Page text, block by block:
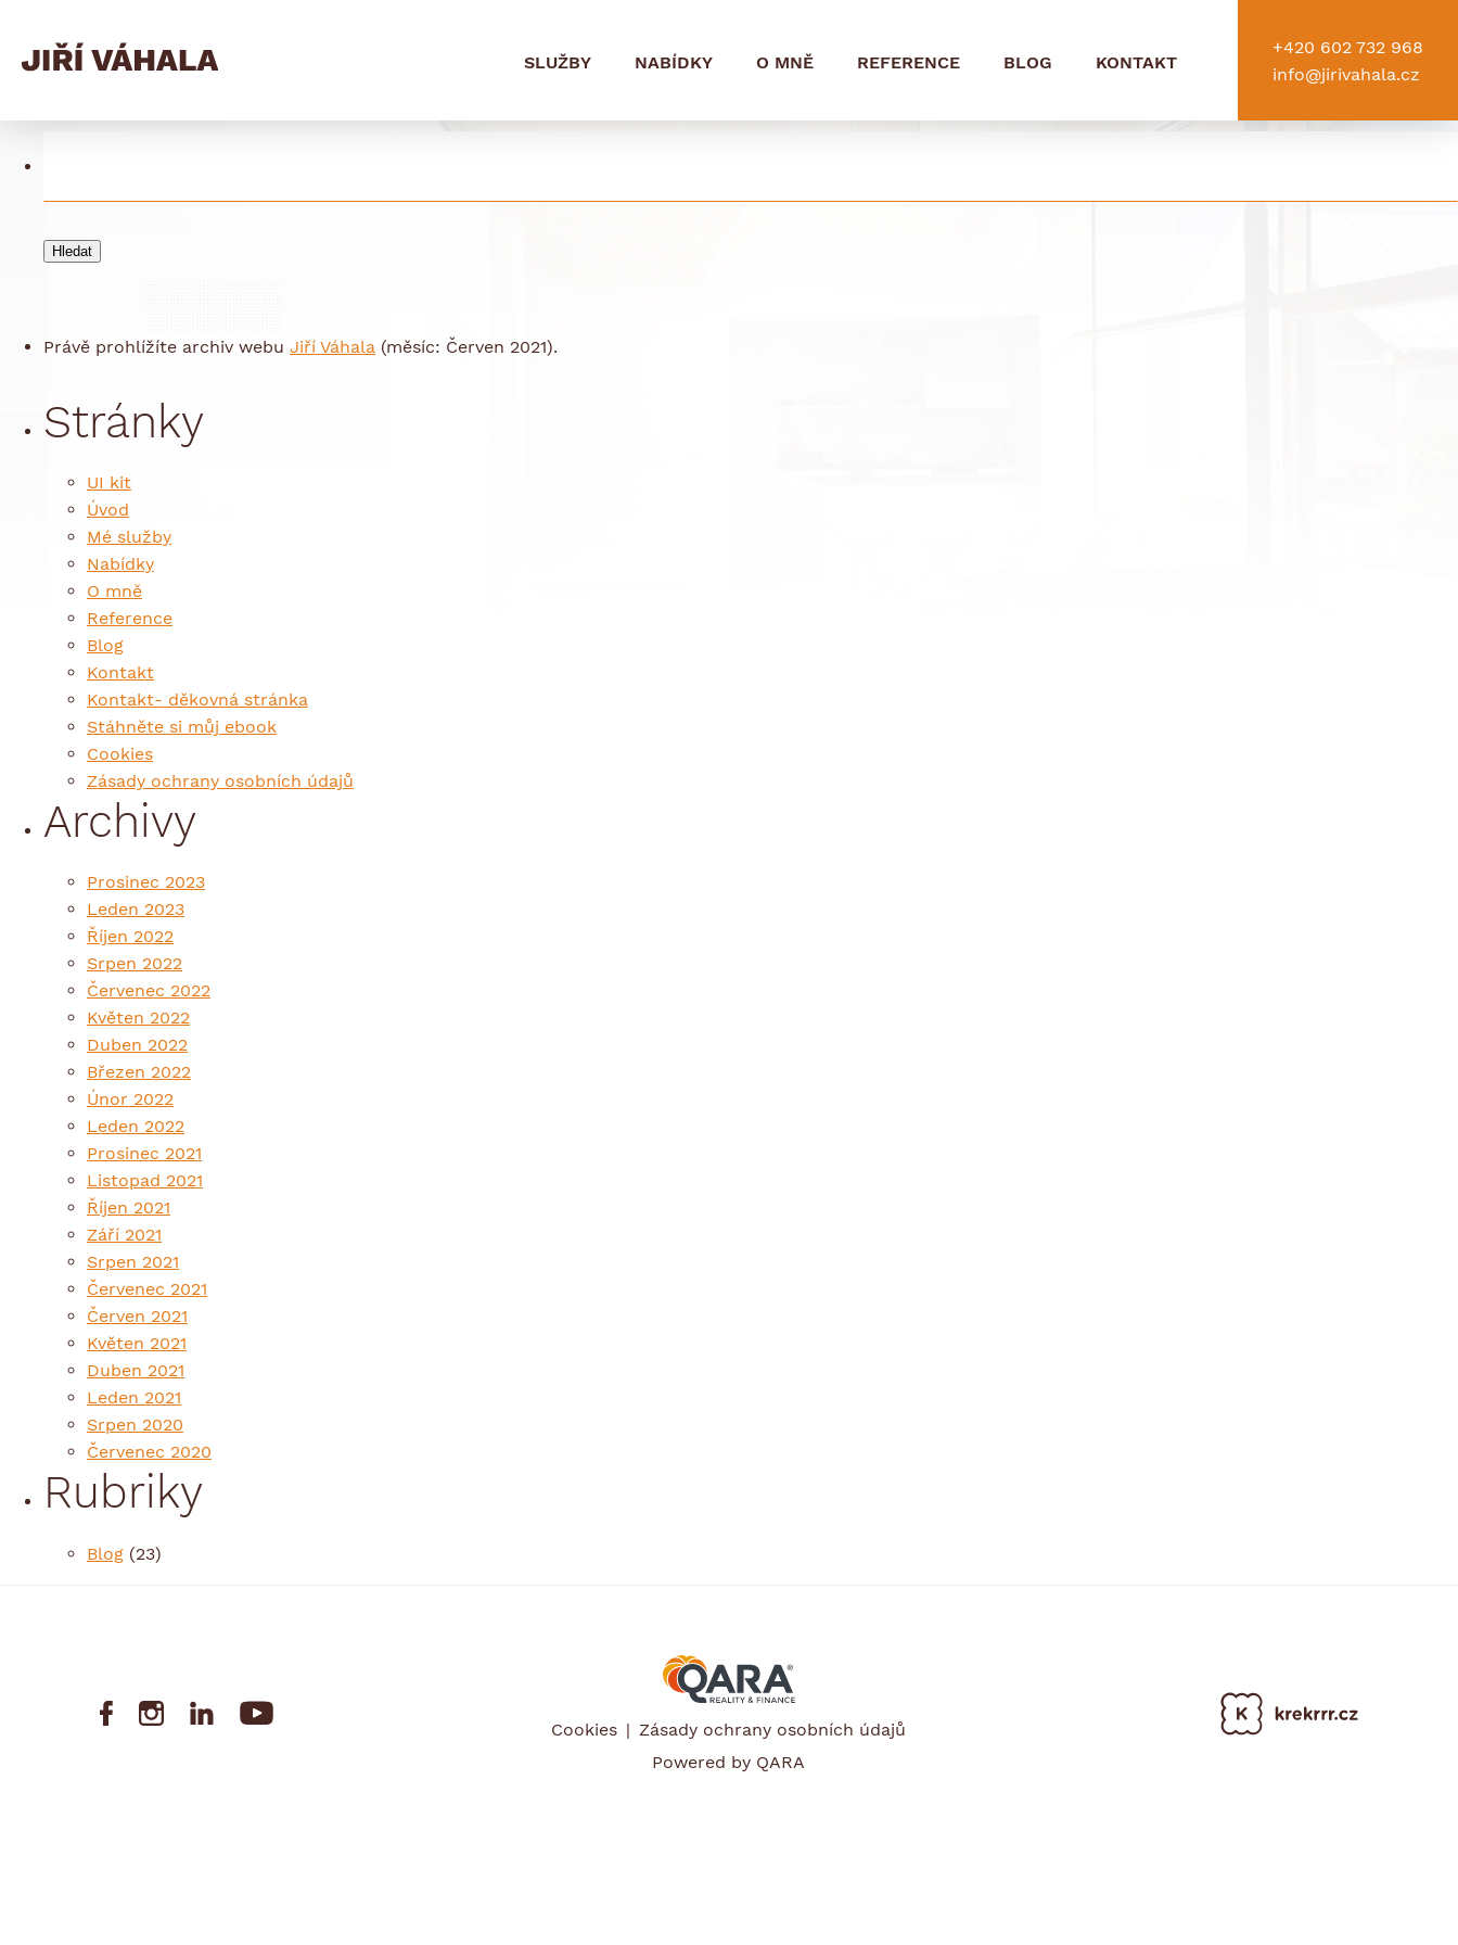
SLUŽBY NABÍDKY O MNĚ REFERENCE BLOG KONTAKT
+420 602 732 968
info@jirivahala.cz
Archives
Právě prohlížíte archiv webu Jiří Váhala (měsíc: Červen 2021).
Stránky
UI kit
Úvod
Mé služby
Nabídky
O mně
Reference
Blog
Kontakt
Kontakt- děkovná stránka
Stáhněte si můj ebook
Cookies
Zásady ochrany osobních údajů
Archivy
Prosinec 2023
Leden 2023
Říjen 2022
Srpen 2022
Červenec 2022
Květen 2022
Duben 2022
Březen 2022
Únor 2022
Leden 2022
Prosinec 2021
Listopad 2021
Říjen 2021
Září 2021
Srpen 2021
Červenec 2021
Červen 2021
Květen 2021
Duben 2021
Leden 2021
Srpen 2020
Červenec 2020
Rubriky
Blog (23)
Cookies
Zásady ochrany osobních údajů
Powered by QARA